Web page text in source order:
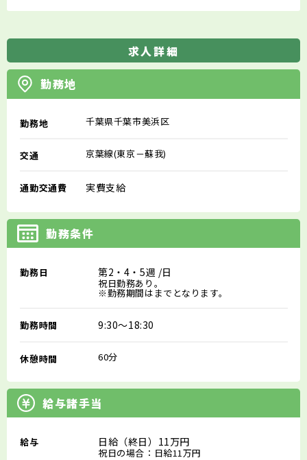
求人詳細
勤務地
勤務地 千葉県千葉市美浜区
交通 京葉線(東京－蘇我)
通勤交通費 実費支給
勤務条件
勤務日 第2・4・5週 /日
祝日勤務あり。
※勤務期間はまでとなります。
勤務時間 9:30～18:30
休憩時間 60分
給与諸手当
給与 日給（終日）11万円
祝日の場合：日給11万円